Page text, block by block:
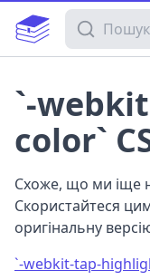
Пошук у
`-
color`
Схоже, що ми іще
Скористайтеся
оригінальну
`-webkit-tap-